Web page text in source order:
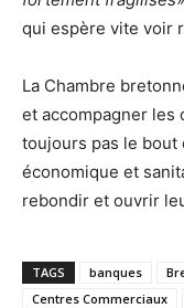
qui espère vite voir
La Chambre
et accompagner les
toujours pas le
économique et
rebondir et ouvrir
TAGS banques
Centres Commerciaux